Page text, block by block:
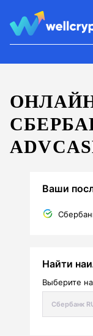
Ваши
Найти
Выберите